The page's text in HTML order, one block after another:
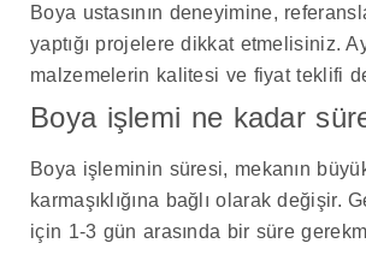
Boya ustasının deneyimine,
yaptığı projelere dikkat etmelisiniz.
malzemelerin kalitesi ve fiyat teklifi
Boya işlemi ne kadar
Boya işleminin süresi, mekanın
karmaşıklığına bağlı olarak değişir.
için 1-3 gün arasında bir süre